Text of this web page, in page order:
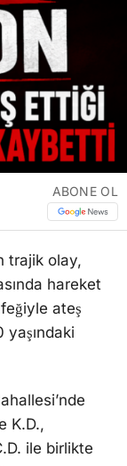
ABONE OL
trajik olay,
hareket
ateş
yaşındaki
K.D.,
ile birlikte